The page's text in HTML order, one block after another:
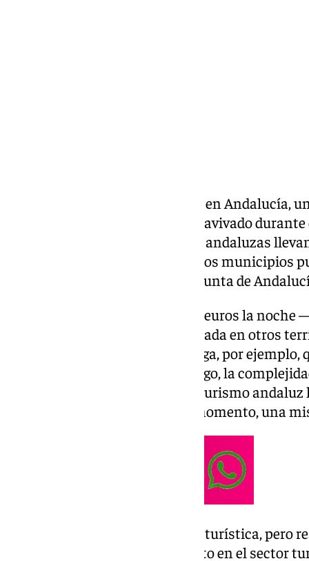
El debate sobre la tasa turística en Andalucía,
pernoctación al viajero, se ha reavivado
ayuntamientos de las capitales andaluzas
esta medida adelante para que los municipios
problema? Ni el Gobierno ni la Junta de
Esta tasa turística de unos tres euros la
y no una tasa— ya ha sido aplicada en otros
Cataluña o Islas Baleares. Málaga, por
políticas de vivienda. Sin embargo, la
económicos que comprende el turismo
comunidad autónoma sea, de momento, una
«Popularmente se le llama tasa turística, pero
explica Antonio Guevara, experto en el sector